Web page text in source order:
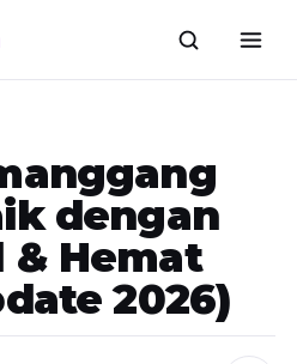
dengan
Hemat
2026)